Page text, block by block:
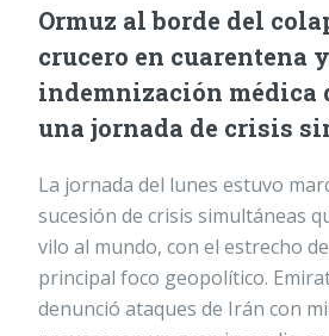
Ormuz al borde del
crucero en cuarentena
indemnización médica
una jornada de crisis
La jornada del lunes estuvo
sucesión de crisis simultáneas
vilo al mundo, con el estrecho
principal foco geopolítico.
denunció ataques de Irán con